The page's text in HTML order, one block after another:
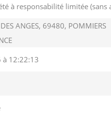
à responsabilité limitée (sans
ANGES, 69480, POMMIERS
12:22:13